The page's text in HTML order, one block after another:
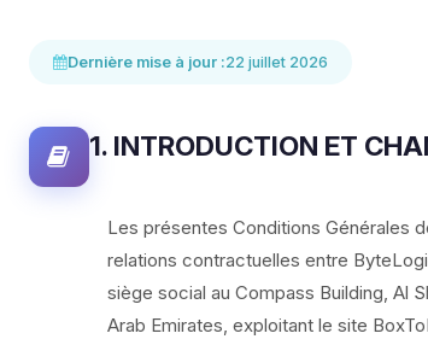
Dernière mise à jour :22 juillet 2026
1. INTRODUCTION ET
Les présentes Conditions Générales
relations contractuelles entre
siège social au Compass Building, Al
Arab Emirates, exploitant le site